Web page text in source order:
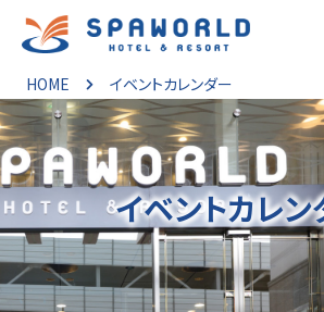
HOME イベントカレンダー
イベントカレン